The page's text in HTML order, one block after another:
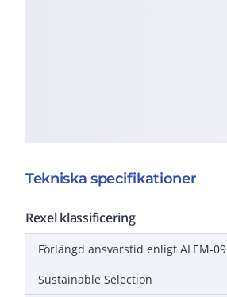
Tekniska specifikationer
Rexel klassificering
Förlängd ansvarstid enligt ALEM-09
Sustainable Selection